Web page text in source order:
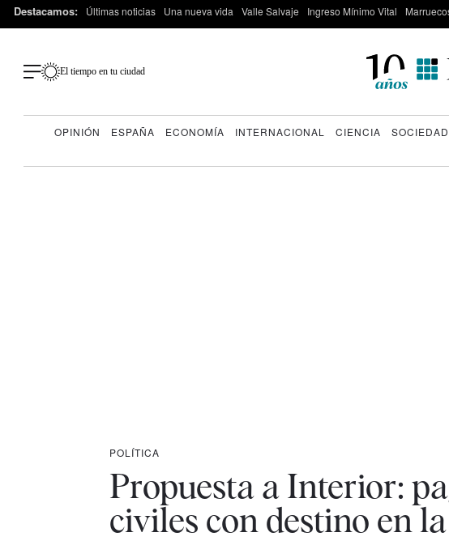
Destacamos: Últimas noticias Una nueva vida Valle Salvaje Ingreso Mínimo Vital
El tiempo en tu ciudad
OPINIÓN ESPAÑA ECONOMÍA INTERNACIONAL CIENCIA SOCIEDAD
POLÍTICA
Propuesta a Interior:
civiles con destino en la